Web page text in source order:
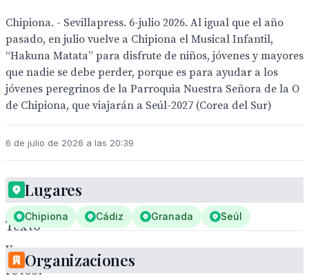
Chipiona. - Sevillapress. 6-julio 2026. Al igual que el año
pasado, en julio vuelve a Chipiona el Musical Infantil,
“Hakuna Matata” para disfrute de niños, jóvenes y mayores
que nadie se debe perder, porque es para ayudar a los
jóvenes peregrinos de la Parroquia Nuestra Señora de la O
de Chipiona, que viajarán a Seúl-2027 (Corea del Sur)
6 de julio de 2026 a las 20:39
Texto
y
fotos:
Lugares
Chipiona Cádiz Granada Seúl
Organizaciones